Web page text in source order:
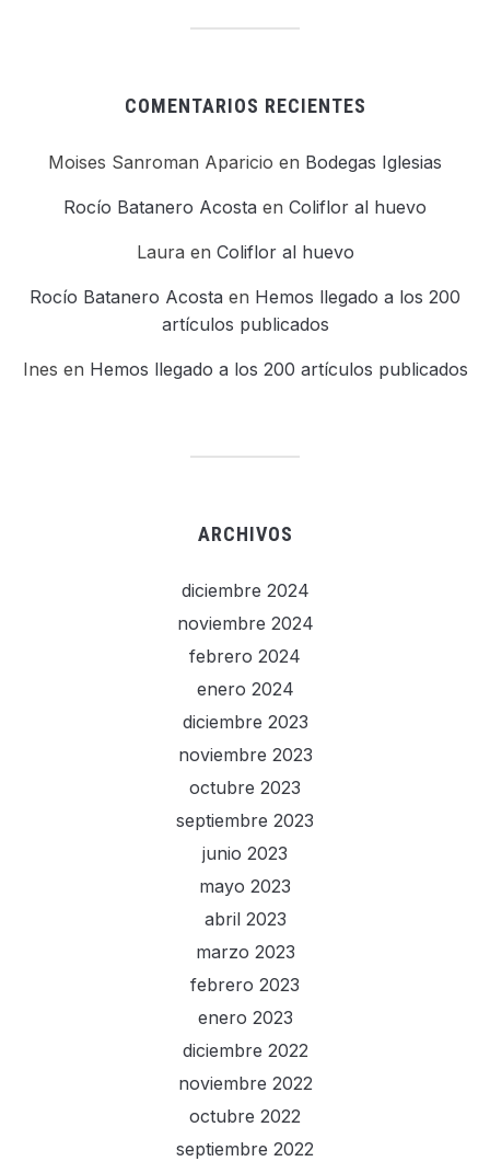
COMENTARIOS RECIENTES
Moises Sanroman Aparicio en Bodegas Iglesias
Rocío Batanero Acosta en Coliflor al huevo
Laura en Coliflor al huevo
Rocío Batanero Acosta en Hemos llegado a los 200
artículos publicados
Ines en Hemos llegado a los 200 artículos publicados
ARCHIVOS
diciembre 2024
noviembre 2024
febrero 2024
enero 2024
diciembre 2023
noviembre 2023
octubre 2023
septiembre 2023
junio 2023
mayo 2023
abril 2023
marzo 2023
febrero 2023
enero 2023
diciembre 2022
noviembre 2022
octubre 2022
septiembre 2022